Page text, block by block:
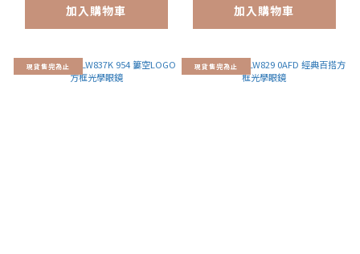
加入購物車 加入購物車
現貨售完為止 現貨售完為止